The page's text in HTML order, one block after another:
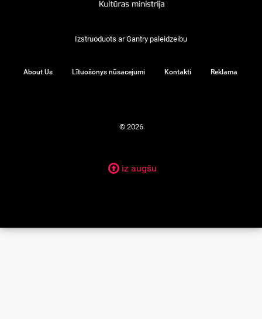
Izstruoduots arGantry paleidzeibu
About Us Lītuošonys nūsacejumi Kontakti Reklama
© 2026
iz augšu